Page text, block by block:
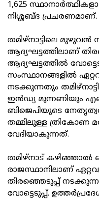
1,625
നിശ്ശബ്ദ പ്രചരണമാണ്.
തമിഴ്‌നാട്ടിലെ മുഴുവന്‍
ആദ്യഘട്ടത്തിലാണ്
ആദ്യഘട്ടത്തില്‍
സംസ്ഥാനങ്ങളില്‍
നടക്കുന്നതും
ഇന്‍ഡ്യ മുന്നണിയും
ബിജെപിയുടെ
തമ്മിലുള്ള ത്രികോണ
വേദിയാകുന്നത്.
തമിഴ്‌നാട് കഴിഞ്ഞാല്‍
രാജസ്ഥാനിലാണ്
തിരഞ്ഞെടുപ്പ്
വോട്ടെടുപ്പ്.